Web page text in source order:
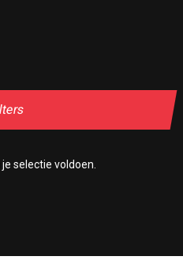
selectie voldoen.